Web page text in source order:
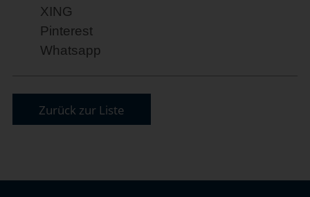
XING
Pinterest
Whatsapp
Zurück zur Liste